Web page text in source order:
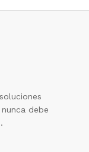
debe